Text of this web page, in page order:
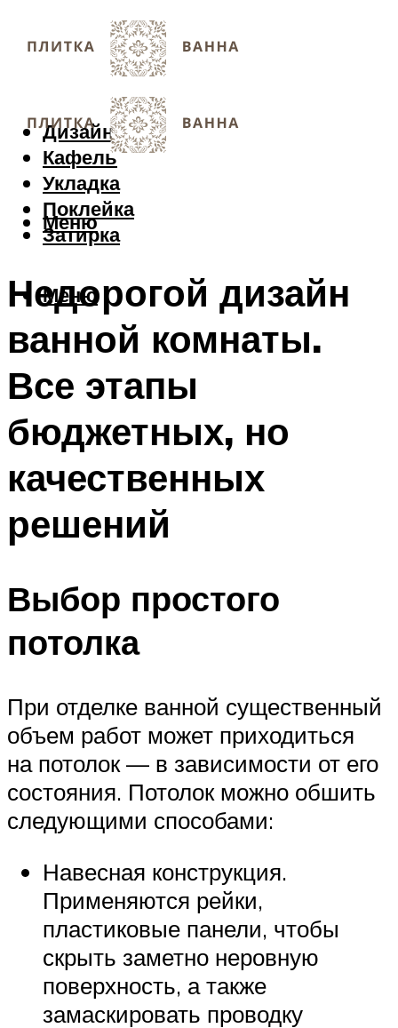
Дизайн
Кафель
Укладка
Поклейка
Затирка
Меню
Меню
Недорогой дизайн
ванной комнаты.
Все этапы
бюджетных, но
качественных
решений
Выбор простого
потолка
При отделке ванной существенный
объем работ может приходиться
на потолок — в зависимости от его
состояния. Потолок можно обшить
следующими способами:
Навесная конструкция.
Применяются рейки,
пластиковые панели, чтобы
скрыть заметно неровную
поверхность, а также
замаскировать проводку